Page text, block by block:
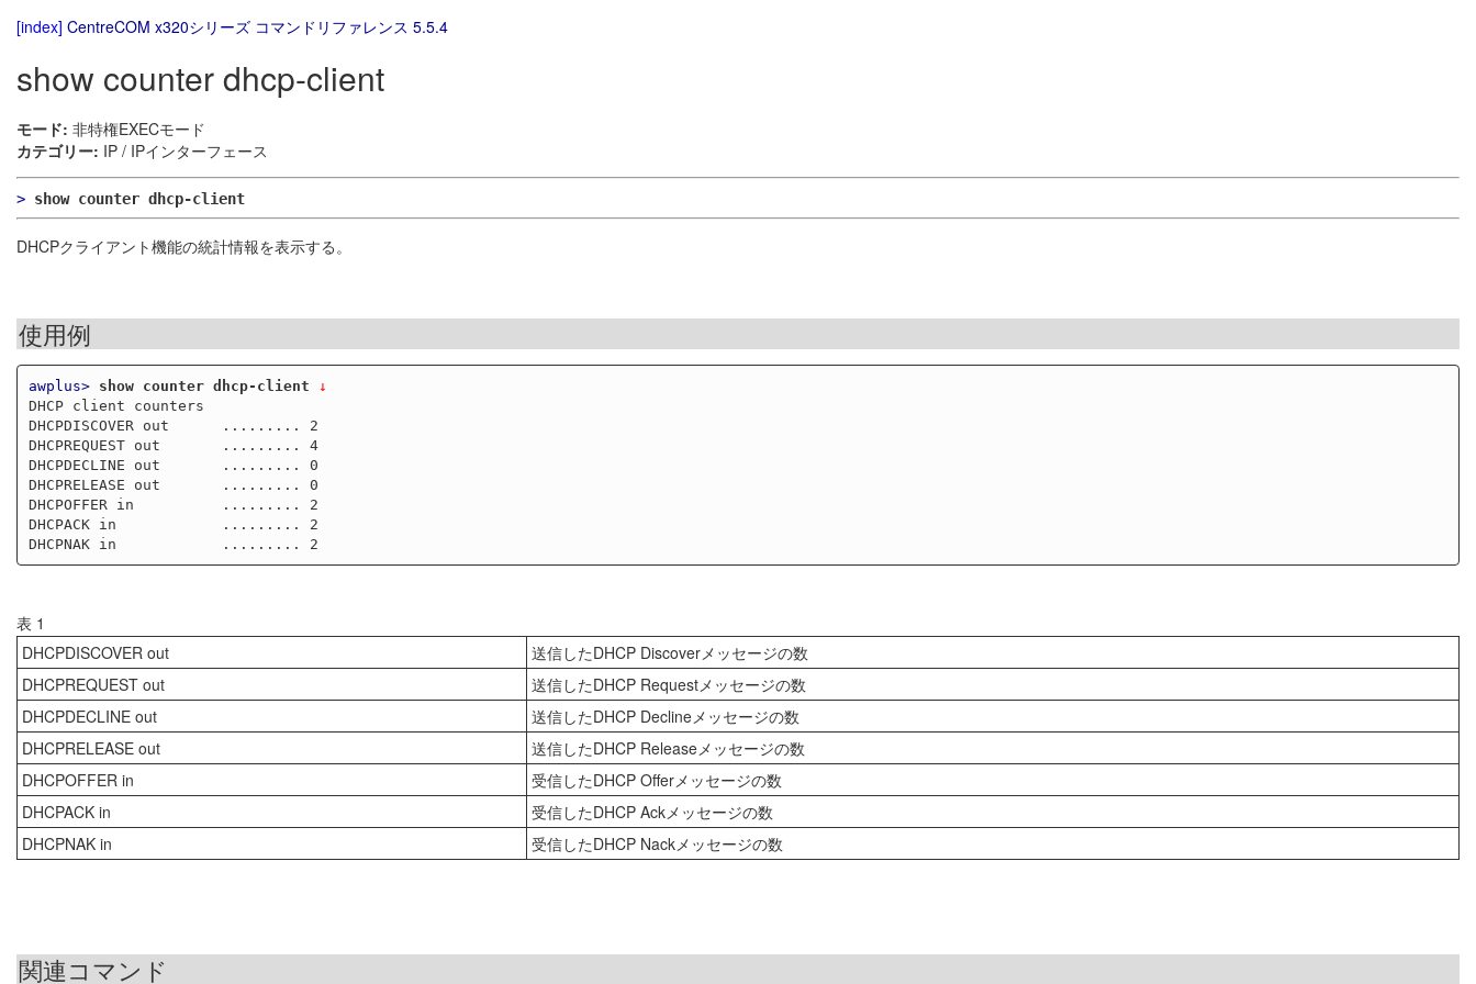
[index] CentreCOM x320シリーズ コマンドリファレンス 5.5.4
show counter dhcp-client
モード: 非特権EXECモード
カテゴリー: IP / IPインターフェース
> show counter dhcp-client
DHCPクライアント機能の統計情報を表示する。
使用例
awplus> show counter dhcp-client ↓
DHCP client counters
DHCPDISCOVER out      ......... 2
DHCPREQUEST out       ......... 4
DHCPDECLINE out       ......... 0
DHCPRELEASE out       ......... 0
DHCPOFFER in          ......... 2
DHCPACK in            ......... 2
表 1
DHCPDISCOVER out
送信したDHCP Discoverメッセージの数
DHCPREQUEST out
送信したDHCP Requestメッセージの数
DHCPDECLINE out
送信したDHCP Declineメッセージの数
DHCPRELEASE out
送信したDHCP Releaseメッセージの数
DHCPOFFER in
受信したDHCP Offerメッセージの数
DHCPACK in
受信したDHCP Ackメッセージの数
DHCPNAK in
受信したDHCP Nackメッセージの数
関連コマンド